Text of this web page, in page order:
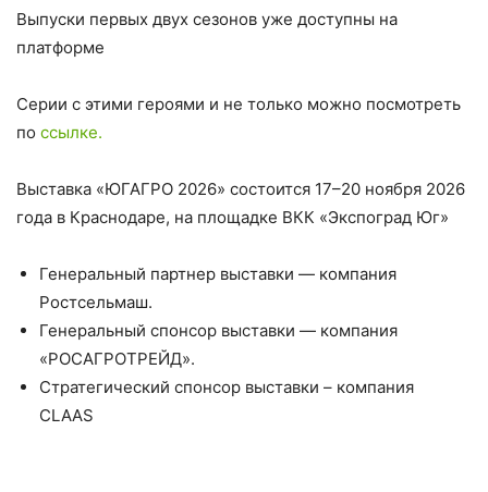
Выпуски первых двух сезонов уже доступны на
платформе
Серии с этими героями и не только можно посмотреть
по ссылке.
Выставка «ЮГАГРО 2026» состоится 17–20 ноября 2026
года в Краснодаре, на площадке ВКК «Экспоград Юг»
Генеральный партнер выставки — компания
Ростсельмаш.
Генеральный спонсор выставки — компания
«РОСАГРОТРЕЙД».
Стратегический спонсор выставки – компания
CLAAS